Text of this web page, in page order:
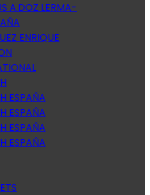
A.DOZ LERMA-
ENRIQUE
ESPAÑA
ESPAÑA
ESPAÑA
ESPAÑA